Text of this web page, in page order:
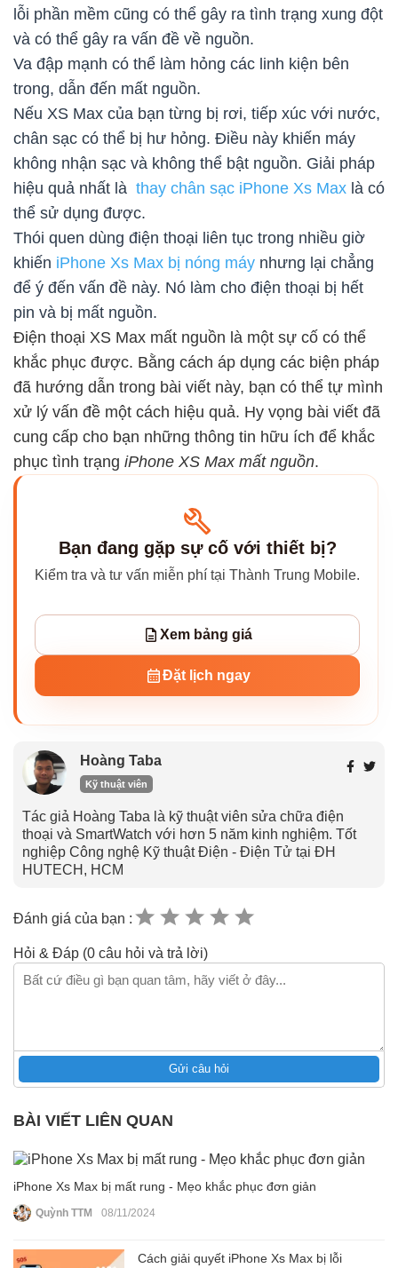
lỗi phần mềm cũng có thể gây ra tình trạng xung đột
và có thể gây ra vấn đề về nguồn.
Va đập mạnh có thể làm hỏng các linh kiện bên
trong, dẫn đến mất nguồn.
Nếu XS Max của bạn từng bị rơi, tiếp xúc với nước,
chân sạc có thể bị hư hỏng. Điều này khiến máy
không nhận sạc và không thể bật nguồn. Giải pháp
hiệu quả nhất là thay chân sạc iPhone Xs Max là có
thể sử dụng được.
Thói quen dùng điện thoại liên tục trong nhiều giờ
khiến iPhone Xs Max bị nóng máy nhưng lại chẳng
để ý đến vấn đề này. Nó làm cho điện thoại bị hết
pin và bị mất nguồn.
Điện thoại XS Max mất nguồn là một sự cố có thể
khắc phục được. Bằng cách áp dụng các biện pháp
đã hướng dẫn trong bài viết này, bạn có thể tự mình
xử lý vấn đề một cách hiệu quả. Hy vọng bài viết đã
cung cấp cho bạn những thông tin hữu ích để khắc
phục tình trạng iPhone XS Max mất nguồn.
Bạn đang gặp sự cố với thiết bị?
Kiểm tra và tư vấn miễn phí tại Thành Trung Mobile.
Xem bảng giá
Đặt lịch ngay
Hoàng Taba
Kỹ thuật viên
Tác giả Hoàng Taba là kỹ thuật viên sửa chữa điện
thoại và SmartWatch với hơn 5 năm kinh nghiệm. Tốt
nghiệp Công nghệ Kỹ thuật Điện - Điện Tử tại ĐH
HUTECH, HCM
Đánh giá của bạn :
Hỏi & Đáp (0 câu hỏi và trả lời)
Gửi câu hỏi
BÀI VIẾT LIÊN QUAN
iPhone Xs Max bị mất rung - Mẹo khắc phục đơn giản
Quỳnh TTM 08/11/2024
Cách giải quyết iPhone Xs Max bị lỗi